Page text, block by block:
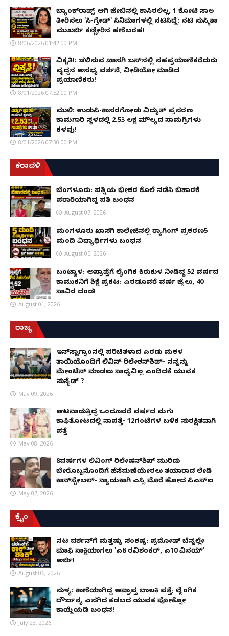
ಬ್ಯಾಂಕ್‌ರಾಪ್ಟ್‌ ಆಗಿ ಜೇಬಿನಲ್ಲಿ ಕಾಸಿರಲಿಲ್ಲ, ₹1 ಕೋಟಿ ಸಾಲ
ತೀರಿಸಲು 'ಸಿ-ಗ್ರೇಡ್' ಸಿನಿಮಾಗಳಲ್ಲಿ ನಟಿಸಿದ್ದೆ: ನಟಿ ಸುಸ್ಮಿತಾ
ಮುಖರ್ಜಿ ಕಣ್ಣೀರಿನ ಹಣೆಬರಹ!
8/06/2026 01:42:00 PM
ವಿಕೃತಿ!: ಚಲಿಸುವ ಖಾಸಗಿ ಬಸ್‌ನಲ್ಲಿ ಸಹಪ್ರಯಾಣಿಕರೆದುರು
ವೃದ್ಧನ ಅಸಭ್ಯ ವರ್ತನೆ, ವೀಡಿಯೋ ಮಾಡಿದ
ಪ್ರಯಾಣಿಕರು!
8/01/2026 07:52:00 PM
ಮುಲ್ಕಿ: ಉಡುಪಿ-ಕಾಸರಗೋಡು ವಿದ್ಯುತ್ ಪ್ರಸರಣ
ಕಾಮಗಾರಿ ಸ್ಥಳದಲ್ಲಿ ₹2.53 ಲಕ್ಷ ಮೌಲ್ಯದ ಸಾಮಗ್ರಿಗಳು
ಕಳವು!
8/01/2026 07:30:00 PM
ಕರಾವಳಿ
ಬೆಂಗಳೂರು: ಪತ್ನಿಯ ಭೀಕರ ಕೊಲೆ ನಡೆಸಿ ಬಿಹಾರಕ್ಕೆ
ಪರಾರಿಯಾಗಿದ್ದ ಪತಿ ಬಂಧನ
August 07, 2026
ಮಂಗಳೂರು ಖಾಸಗಿ ಕಾಲೇಜಿನಲ್ಲಿ ರ‌್ಯಾಗಿಂಗ್ ಪ್ರಕರಣ5
ಮಂದಿ ವಿದ್ಯಾರ್ಥಿಗಳು ಬಂಧನ
August 05, 2026
ಬಂಟ್ವಾಳ: ಅಪ್ರಾಪ್ತೆಗೆ ಲೈಂಗಿಕ ಕಿರುಕುಳ ನೀಡಿದ್ದ 52 ವರ್ಷದ
ಕಾಮುಕನಿಗೆ ಶಿಕ್ಷೆ ಪ್ರಕಟ: ಎರಡೂವರೆ ವರ್ಷ ಜೈಲು, ₹40
ಸಾವಿರ ದಂಡ!
August 01, 2026
ರಾಜ್ಯ
ಇನ್​ಸ್ಟಾಗ್ರಾಂನಲ್ಲಿ ಪರಿಚಿತಳಾದ ಎರಡು ಮಕ್ಕಳ
ತಾಯಿಯೊಂದಿಗೆ ಲಿವಿನ್ ರಿಲೇಶನ್​ಶಿಪ್- ನನ್ನನ್ನು
ಮೇಂಟೆನ್ ಮಾಡಲು ಸಾಧ್ಯವಿಲ್ಲ ಎಂದಿದಕ್ಕೆ ಯುವಕ
ಸುಸೈಡ್ ?
May 09, 2026
ಆಟವಾಡುತ್ತಿದ್ದ ಒಂದೂವರೆ ವರ್ಷದ ಮಗು
ಕಾಫಿತೋಟದಲ್ಲಿ ನಾಪತ್ತೆ- 12ಗಂಟೆಗಳ ಬಳಿಕ ಸುರಕ್ಷಿತವಾಗಿ
ಪತ್ತೆ
May 08, 2026
8ವರ್ಷಗಳ ಲಿವಿಂಗ್‌ ರಿಲೇಷನ್‌ಶಿಪ್ ಮುರಿದು
ಬೇರೊಬ್ಬನೊಂದಿಗೆ ಹೆಸೆಮಣೆಯೇರಲು ತಯಾರಾದ ಲೇಡಿ
ಕಾನ್‌ಸ್ಟೇಬಲ್- ನ್ಯಾಯಕ್ಕಾಗಿ ಎಸ್ಪಿ ಮೊರೆ ಹೋದ ಪಿಎಸ್ಐ
May 07, 2026
ಕ್ರೈಂ
ನಟ ದರ್ಶನ್‌ಗೆ ಮತ್ತಷ್ಟು ಸಂಕಷ್ಟ: ಪ್ರದೋಷ್ ಬೆನ್ನಲ್ಲೇ
ಮಾಫಿ ಸಾಕ್ಷಿಯಾಗಲು 'ಎ8 ರವಿಶಂಕರ್, ಎ10 ವಿನಯ್'
ಅರ್ಜಿ!
August 06, 2026
ಸುಳ್ಯ: ಕಾಣೆಯಾಗಿದ್ದ ಅಪ್ರಾಪ್ತ ಬಾಲಕಿ ಪತ್ತೆ; ಲೈಂಗಿಕ
ದೌರ್ಜನ್ಯ ಎಸಗಿದ ಕಡಬದ ಯುವಕ ಪೋಕ್ಸೋ
ಕಾಯ್ದೆಯಡಿ ಬಂಧನ!
July 23, 2026